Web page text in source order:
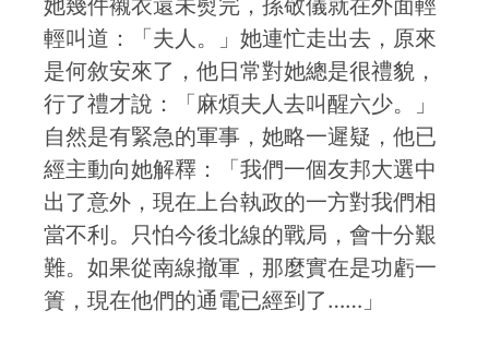
她幾件襯衣還未熨完，孫敬儀就在外面輕
輕叫道：「夫人。」她連忙走出去，原來
是何敘安來了，他日常對她總是很禮貌，
行了禮才說：「麻煩夫人去叫醒六少。」
自然是有緊急的軍事，她略一遲疑，他已
經主動向她解釋：「我們一個友邦大選中
出了意外，現在上台執政的一方對我們相
當不利。只怕今後北線的戰局，會十分艱
難。如果從南線撤軍，那麼實在是功虧一
簣，現在他們的通電已經到了……」